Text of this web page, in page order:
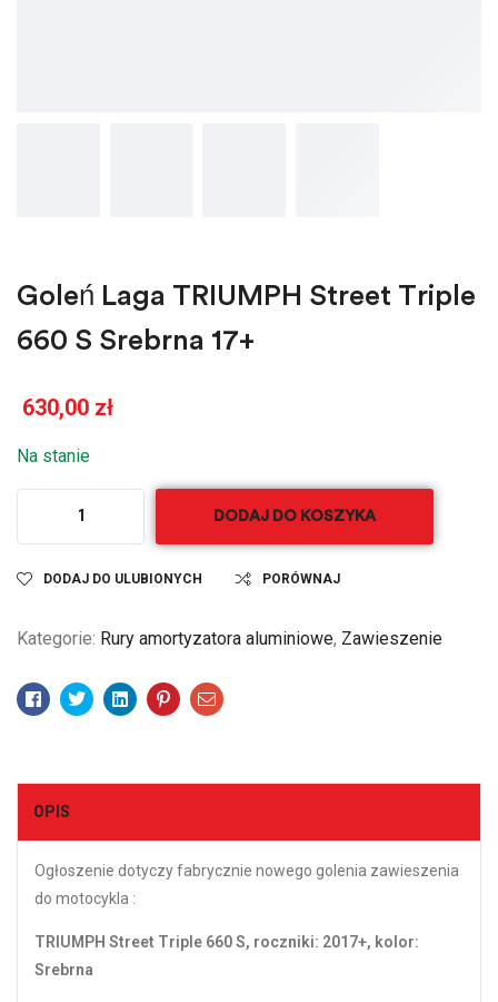
Goleń Laga TRIUMPH Street Triple
660 S Srebrna 17+
630,00 zł
Na stanie
DODAJ DO KOSZYKA
DODAJ DO ULUBIONYCH PORÓWNAJ
Kategorie: Rury amortyzatora aluminiowe, Zawieszenie
Facebook
TwitterLinkedinPinterestEmail
OPIS
Ogłoszenie dotyczy fabrycznie nowego golenia zawieszenia
do motocykla :
TRIUMPH Street Triple 660 S, roczniki: 2017+, kolor:
Srebrna